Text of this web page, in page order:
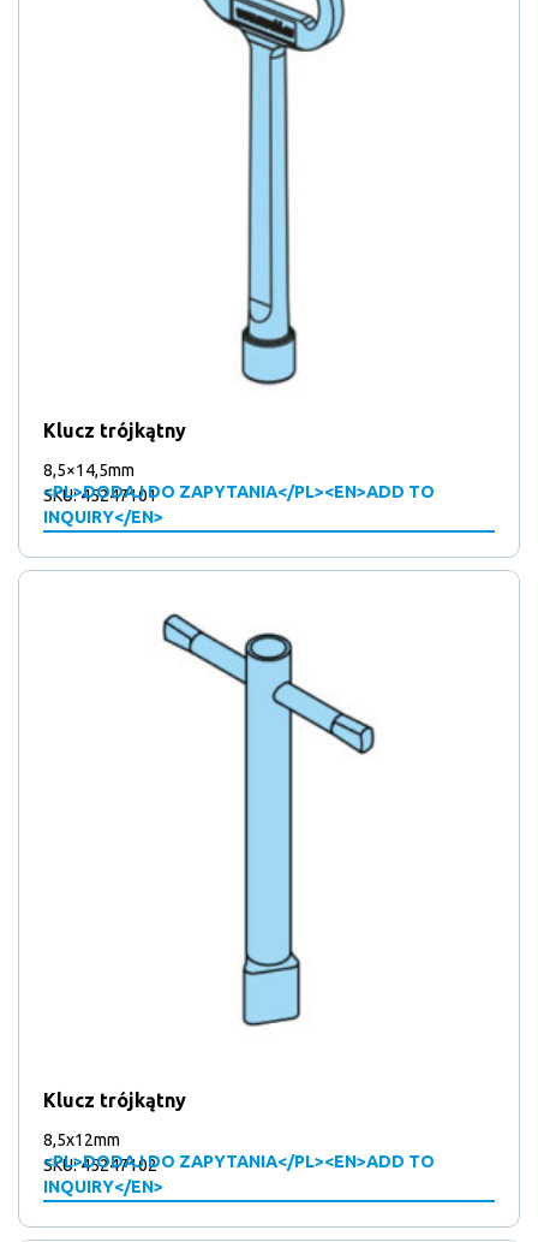
Klucz trójkątny
8,5×14,5mm
<PL>DODAJ DO ZAPYTANIA</PL><EN>ADD TO
INQUIRY</EN>
SKU: 45247101
Klucz trójkątny
8,5x12mm
<PL>DODAJ DO ZAPYTANIA</PL><EN>ADD TO
INQUIRY</EN>
SKU: 45247102